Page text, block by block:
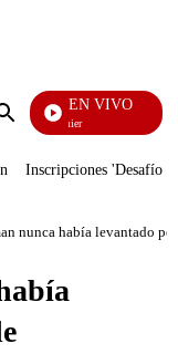
Enviar
EN VIVO
De Premier
Inscripciones 'Desafío'
nunca había levantado